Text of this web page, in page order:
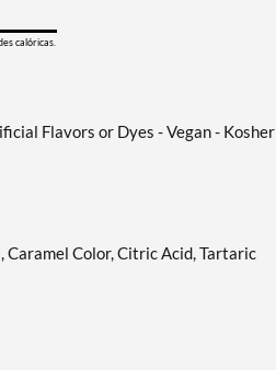
calóricas.
Flavors or Dyes - Vegan - Kosher
Color, Citric Acid, Tartaric